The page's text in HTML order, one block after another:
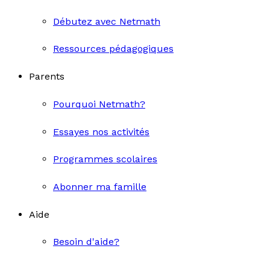
Débutez avec Netmath
Ressources pédagogiques
Parents
Pourquoi Netmath?
Essayes nos activités
Programmes scolaires
Abonner ma famille
Aide
Besoin d'aide?